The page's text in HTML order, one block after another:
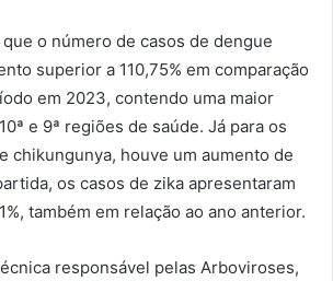
o número de casos de dengue
superior a 110,75% em comparação
em 2023, contendo uma maior
e 9ª regiões de saúde. Já para os
chikungunya, houve um aumento de
os casos de zika apresentaram
também em relação ao ano anterior.
responsável pelas Arboviroses,